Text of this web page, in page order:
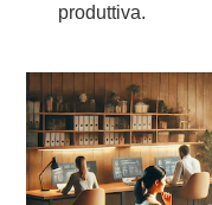
produttiva.